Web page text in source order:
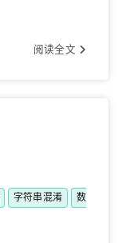
阅读全文
字符串混淆
数